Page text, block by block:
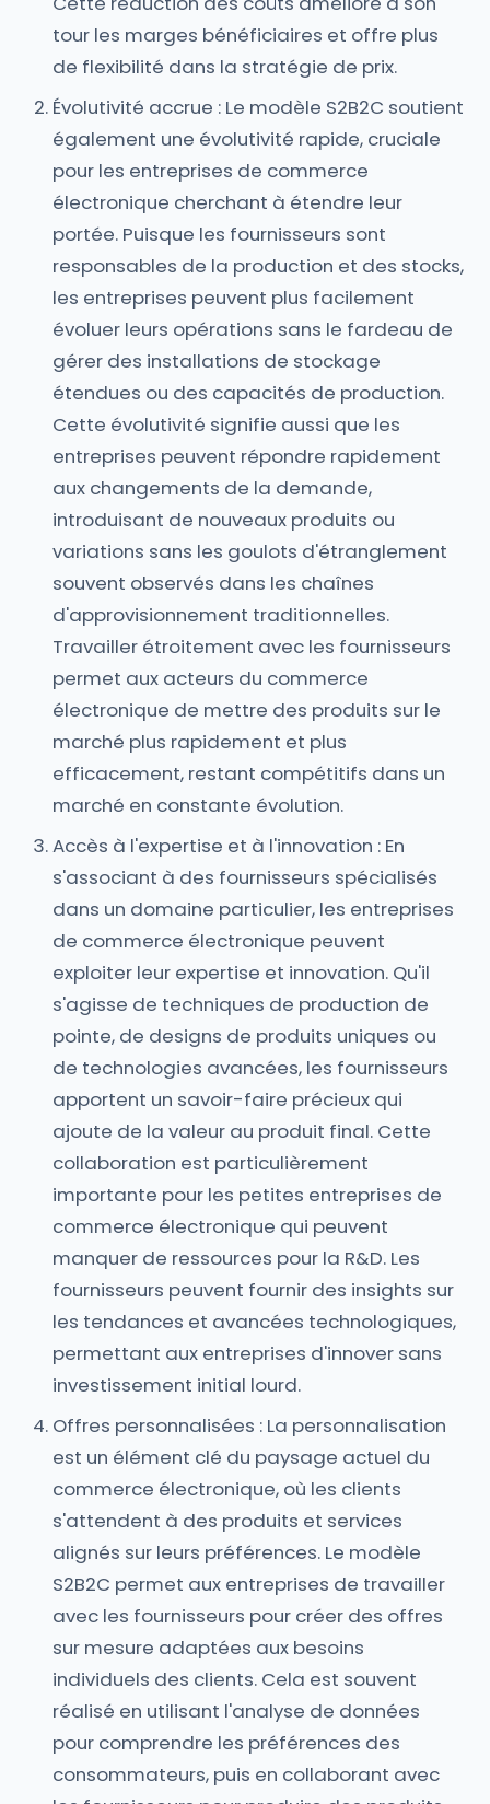
tour les marges bénéficiaires et offre plus
de flexibilité dans la stratégie de prix.
Évolutivité accrue : Le modèle S2B2C soutient
également une évolutivité rapide, cruciale
pour les entreprises de commerce
électronique cherchant à étendre leur
portée. Puisque les fournisseurs sont
responsables de la production et des stocks,
les entreprises peuvent plus facilement
évoluer leurs opérations sans le fardeau de
gérer des installations de stockage
étendues ou des capacités de production.
Cette évolutivité signifie aussi que les
entreprises peuvent répondre rapidement
aux changements de la demande,
introduisant de nouveaux produits ou
variations sans les goulots d'étranglement
souvent observés dans les chaînes
d'approvisionnement traditionnelles.
Travailler étroitement avec les fournisseurs
permet aux acteurs du commerce
électronique de mettre des produits sur le
marché plus rapidement et plus
efficacement, restant compétitifs dans un
marché en constante évolution.
Accès à l'expertise et à l'innovation : En
s'associant à des fournisseurs spécialisés
dans un domaine particulier, les entreprises
de commerce électronique peuvent
exploiter leur expertise et innovation. Qu'il
s'agisse de techniques de production de
pointe, de designs de produits uniques ou
de technologies avancées, les fournisseurs
apportent un savoir-faire précieux qui
ajoute de la valeur au produit final. Cette
collaboration est particulièrement
importante pour les petites entreprises de
commerce électronique qui peuvent
manquer de ressources pour la R&D. Les
fournisseurs peuvent fournir des insights sur
les tendances et avancées technologiques,
permettant aux entreprises d'innover sans
investissement initial lourd.
Offres personnalisées : La personnalisation
est un élément clé du paysage actuel du
commerce électronique, où les clients
s'attendent à des produits et services
alignés sur leurs préférences. Le modèle
S2B2C permet aux entreprises de travailler
avec les fournisseurs pour créer des offres
sur mesure adaptées aux besoins
individuels des clients. Cela est souvent
réalisé en utilisant l'analyse de données
pour comprendre les préférences des
consommateurs, puis en collaborant avec